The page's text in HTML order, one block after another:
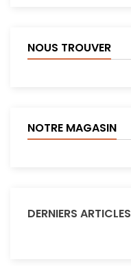
NOUS TROUVER
NOTRE MAGASIN
DERNIERS ARTICLES